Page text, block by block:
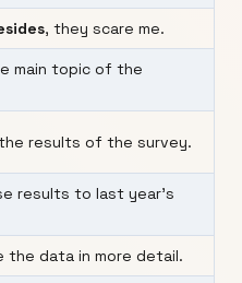
, they scare me.
main topic of the
results of the survey.
results to last year’s
the data in more detail.